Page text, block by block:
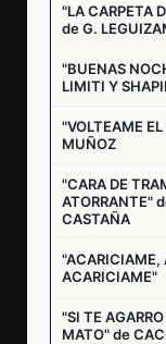
"LA CARPETA
de G.
"BUENAS
LIMITI Y
"VOLTEAME
MUÑOZ
"CARA DE
ATORRANTE"
CASTAÑA
"ACARICIAME,
ACARICIAME"
"SI TE
MATO" de